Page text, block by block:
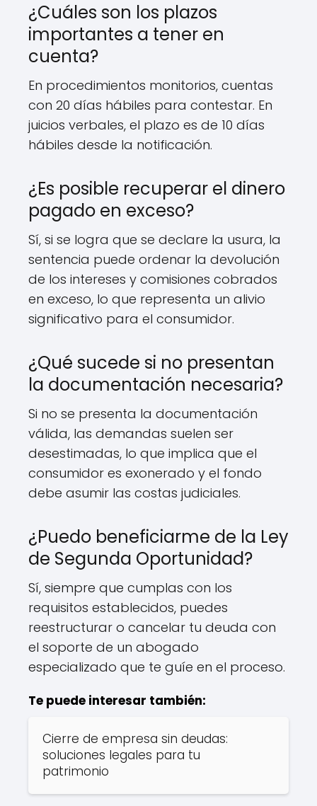
¿Cuáles son los plazos
importantes a tener en
cuenta?
En procedimientos monitorios, cuentas
con 20 días hábiles para contestar. En
juicios verbales, el plazo es de 10 días
hábiles desde la notificación.
¿Es posible recuperar el dinero
pagado en exceso?
Sí, si se logra que se declare la usura, la
sentencia puede ordenar la devolución
de los intereses y comisiones cobrados
en exceso, lo que representa un alivio
significativo para el consumidor.
¿Qué sucede si no presentan
la documentación necesaria?
Si no se presenta la documentación
válida, las demandas suelen ser
desestimadas, lo que implica que el
consumidor es exonerado y el fondo
debe asumir las costas judiciales.
¿Puedo beneficiarme de la Ley
de Segunda Oportunidad?
Sí, siempre que cumplas con los
requisitos establecidos, puedes
reestructurar o cancelar tu deuda con
el soporte de un abogado
especializado que te guíe en el proceso.
Te puede interesar también:
Cierre de empresa sin deudas:
soluciones legales para tu
patrimonio